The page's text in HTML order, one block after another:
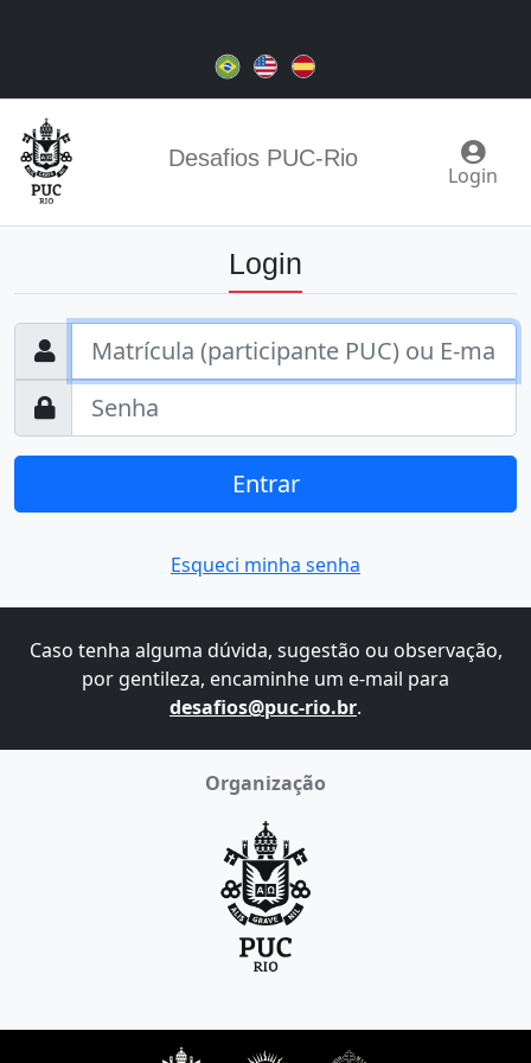
Desafios PUC-Rio
Login
Login
Entrar
Esqueci minha senha
Caso tenha alguma dúvida, sugestão ou observação,
por gentileza, encaminhe um e-mail para
desafios@puc-rio.br.
Organização